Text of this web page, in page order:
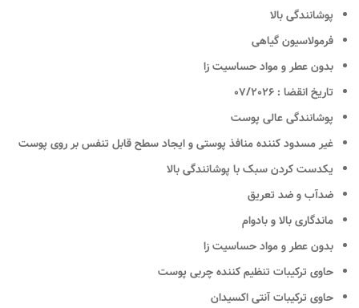
پوشانندگی بالا
فرمولاسیون گیاهی
بدون عطر و مواد حساسیت زا
تاریخ انقضا : 07/2026
پوشانندگی عالی پوست
غیر مسدود کننده منافذ پوستی و ایجاد سطح قابل تنفس بر روی پوست
یکدست کردن سبک با پوشانندگی بالا
ضدآب و ضد تعریق
ماندگاری بالا و بادوام
بدون عطر و مواد حساسیت زا
حاوی ترکیبات تنظیم کننده چربی پوست
حاوی ترکیبات آنتی اکسیدان